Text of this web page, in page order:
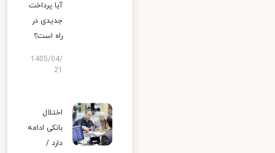
آیا پرداخت
جدیدی در
راه است؟
1405/04/
اختلال
بانکی ادامه
دارد /